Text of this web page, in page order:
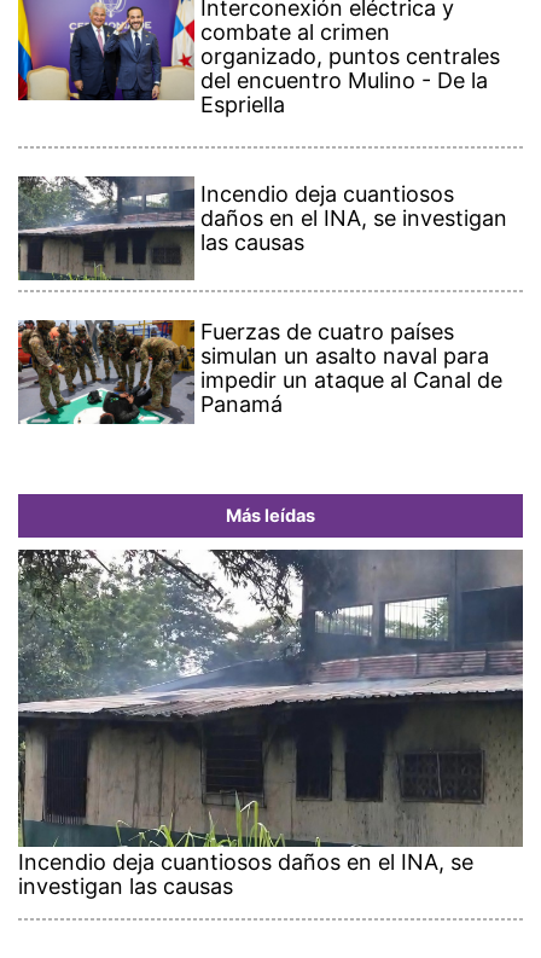
Interconexión eléctrica y
combate al crimen
organizado, puntos centrales
del encuentro Mulino - De la
Espriella
Incendio deja cuantiosos
daños en el INA, se investigan
las causas
Fuerzas de cuatro países
simulan un asalto naval para
impedir un ataque al Canal de
Panamá
Más leídas
Incendio deja cuantiosos daños en el INA, se
investigan las causas